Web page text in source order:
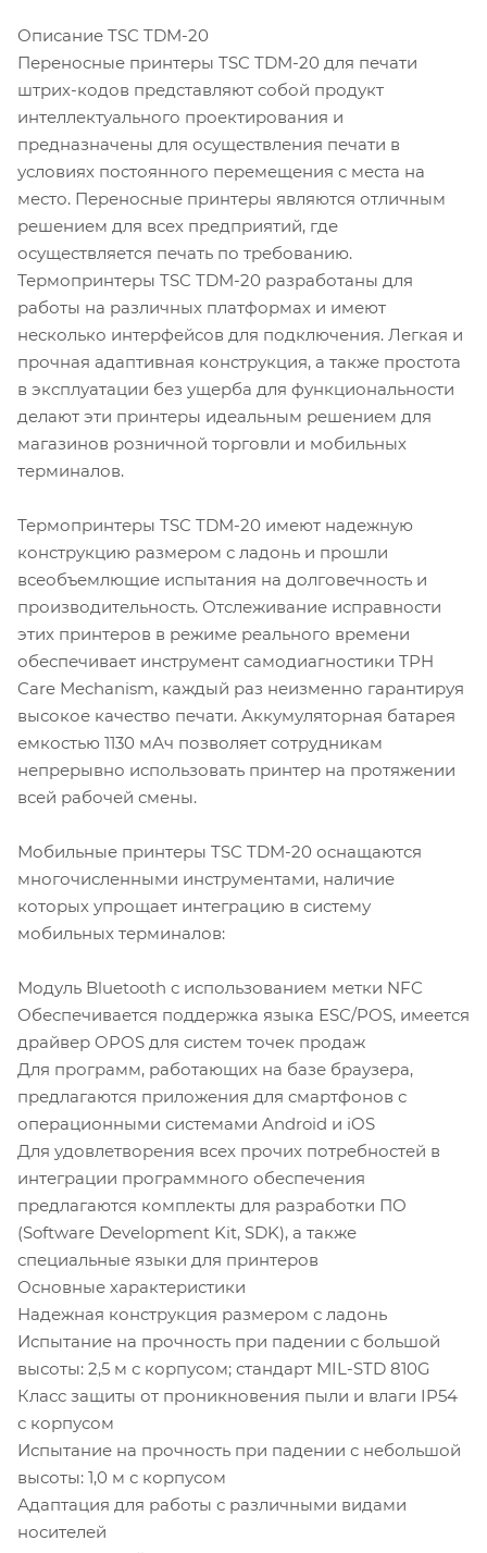
Описание TSC TDM-20
Переносные принтеры TSC TDM-20 для печати
штрих-кодов представляют собой продукт
интеллектуального проектирования и
предназначены для осуществления печати в
условиях постоянного перемещения с места на
место. Переносные принтеры являются отличным
решением для всех предприятий, где
осуществляется печать по требованию.
Термопринтеры TSC TDM-20 разработаны для
работы на различных платформах и имеют
несколько интерфейсов для подключения. Легкая и
прочная адаптивная конструкция, а также простота
в эксплуатации без ущерба для функциональности
делают эти принтеры идеальным решением для
магазинов розничной торговли и мобильных
терминалов.
Термопринтеры TSC TDM-20 имеют надежную
конструкцию размером с ладонь и прошли
всеобъемлющие испытания на долговечность и
производительность. Отслеживание исправности
этих принтеров в режиме реального времени
обеспечивает инструмент самодиагностики TPH
Care Mechanism, каждый раз неизменно гарантируя
высокое качество печати. Аккумуляторная батарея
емкостью 1130 мАч позволяет сотрудникам
непрерывно использовать принтер на протяжении
всей рабочей смены.
Мобильные принтеры TSC TDM-20 оснащаются
многочисленными инструментами, наличие
которых упрощает интеграцию в систему
мобильных терминалов:
Модуль Bluetooth с использованием метки NFC
Обеспечивается поддержка языка ESC/POS, имеется
драйвер OPOS для систем точек продаж
Для программ, работающих на базе браузера,
предлагаются приложения для смартфонов с
операционными системами Android и iOS
Для удовлетворения всех прочих потребностей в
интеграции программного обеспечения
предлагаются комплекты для разработки ПО
(Software Development Kit, SDK), а также
специальные языки для принтеров
Основные характеристики
Надежная конструкция размером с ладонь
Испытание на прочность при падении с большой
высоты: 2,5 м с корпусом; стандарт MIL-STD 810G
Класс защиты от проникновения пыли и влаги IP54
с корпусом
Испытание на прочность при падении с небольшой
высоты: 1,0 м с корпусом
Адаптация для работы с различными видами
носителей